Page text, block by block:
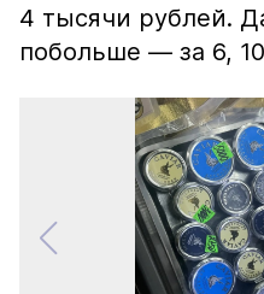
4 тысячи рублей.
побольше — за 6,